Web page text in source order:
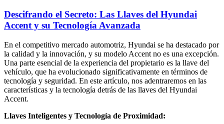
Descifrando el Secreto: Las Llaves del Hyundai
Accent y su Tecnología Avanzada
En el competitivo mercado automotriz, Hyundai se ha destacado por
la calidad y la innovación, y su modelo Accent no es una excepción.
Una parte esencial de la experiencia del propietario es la llave del
vehículo, que ha evolucionado significativamente en términos de
tecnología y seguridad. En este artículo, nos adentraremos en las
características y la tecnología detrás de las llaves del Hyundai
Accent.
Llaves Inteligentes y Tecnología de Proximidad: